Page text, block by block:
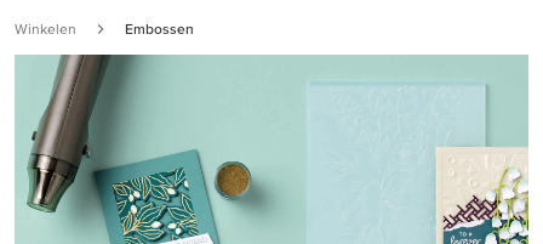
Winkelen Embossen